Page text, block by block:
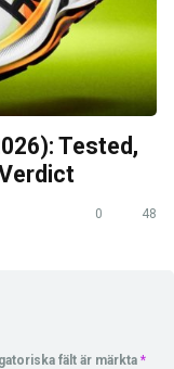
Tested,
0 48
fält är märkta *